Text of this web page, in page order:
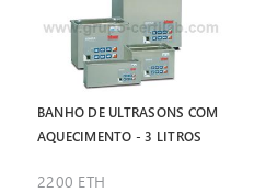
BANHO DE ULTRASONS COM
AQUECIMENTO - 3 LITROS
2200 ETH